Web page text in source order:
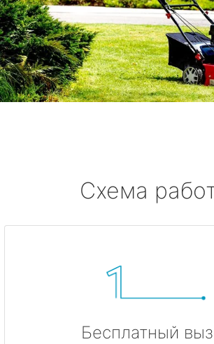
Схема
Бесплатный